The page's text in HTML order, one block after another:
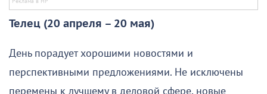
Телец (20 апреля – 20 мая)
День порадует хорошими новостями и
перспективными предложениями. Не исключены
перемены к лучшему в деловой сфере, новые